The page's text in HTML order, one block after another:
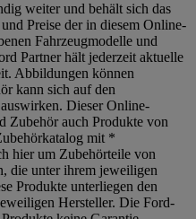
weiter und behält sich das
Preise der in diesem Online-
Fahrzeugmodelle und
Partner hält jederzeit aktuelle
Abbildungen können
kann sich auf den
Dieser Online-
Zubehör auch Produkte von
mit *
hier um Zubehörteile von
die unter ihrem jeweiligen
Produkte unterliegen den
Hersteller. Die Ford-